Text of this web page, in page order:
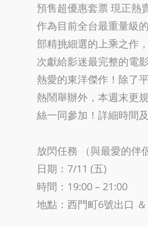
預售超優惠套票 現正熱
作為目前全台最重量級
部精挑細選的上乘之作
次獻給影迷最完整的電
熱愛的東洋傑作！除了
熱鬧舉辦外，本週末更
絲一同參加！詳細時間
放閃任務 （與最愛的伴
日期：7/11 (五)
時間：19:00 – 21:00
地點：西門町6號出口